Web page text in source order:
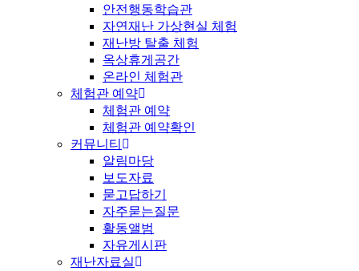
안전행동학습관
자연재난 가상현실 체험
재난방 탈출 체험
옥상휴게공간
온라인 체험관
체험관 예약
체험관 예약
체험관 예약확인
커뮤니티
알림마당
보도자료
묻고답하기
자주묻는질문
활동앨범
자유게시판
재난자료실